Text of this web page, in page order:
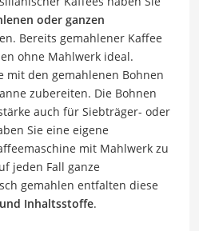
oder ganzen
Bereits gemahlener Kaffee
ohne Mahlwerk ideal.
mit den gemahlenen Bohnen
zubereiten. Die Bohnen
auch für Siebträger- oder
Sie eine eigene
mit Mahlwerk zu
jeden Fall ganze
gemahlen entfalten diese
Inhaltsstoffe.